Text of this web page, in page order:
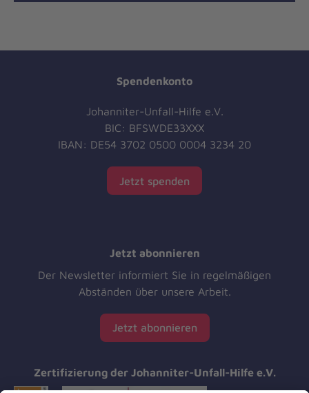
Spendenkonto
Johanniter-Unfall-Hilfe e.V.
BIC: BFSWDE33XXX
IBAN: DE54 3702 0500 0004 3234 20
Jetzt spenden
Jetzt abonnieren
Der Newsletter informiert Sie in regelmäßigen
Abständen über unsere Arbeit.
Jetzt abonnieren
Zertifizierung der Johanniter-Unfall-Hilfe e.V.